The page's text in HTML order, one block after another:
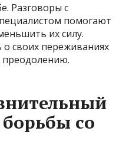
Разговоры с
помогают
их силу.
о своих переживаниях
со